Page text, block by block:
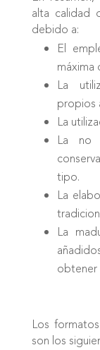
alta calidad
debido a:
El
máxima
La
propios
La
La no
tipo.
La
La
obtener
Los
son los